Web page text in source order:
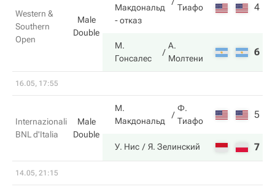
Western &
Southern
Open
Male
Double
Макдональд
Тиафо
- отказ
4
М.
Гонсалес
А.
Молтени
6
16.05, 17:55
Internazionali
BNL d'Italia
Male
Double
М.
Макдональд
Ф.
Тиафо
5
У. Нис Я. Зелинский 7
14.05, 21:15